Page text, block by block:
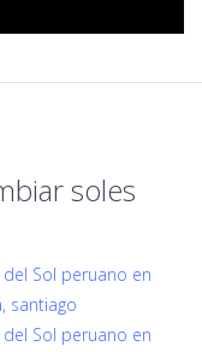
soles
del Sol peruano en
santiago
del Sol peruano en